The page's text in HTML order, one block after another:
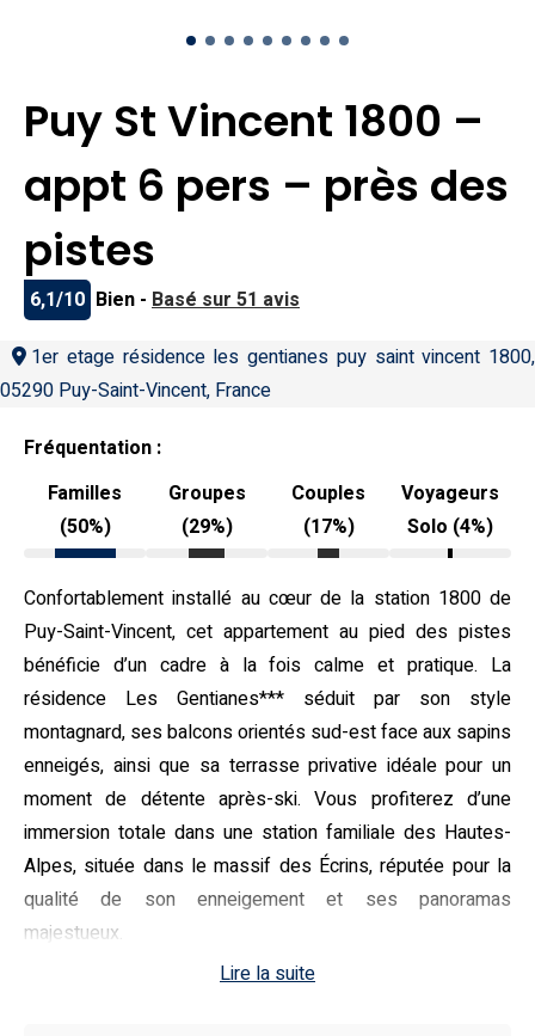
Puy St Vincent 1800 –
appt 6 pers – près des
pistes
6,1/10 Bien - Basé sur 51 avis
1er etage résidence les gentianes puy saint vincent 1800,
05290 Puy-Saint-Vincent, France
Fréquentation :
Familles
(50%)
Groupes
(29%)
Couples
(17%)
Voyageurs
Solo (4%)
Confortablement installé au cœur de la station 1800 de
Puy-Saint-Vincent, cet appartement au pied des pistes
bénéficie d’un cadre à la fois calme et pratique. La
résidence Les Gentianes*** séduit par son style
montagnard, ses balcons orientés sud-est face aux sapins
enneigés, ainsi que sa terrasse privative idéale pour un
moment de détente après-ski. Vous profiterez d’une
immersion totale dans une station familiale des Hautes-
Alpes, située dans le massif des Écrins, réputée pour la
qualité de son enneigement et ses panoramas
majestueux.
À l’intérieur, cet appartement de 33 m² dispose d’un
Lire la suite